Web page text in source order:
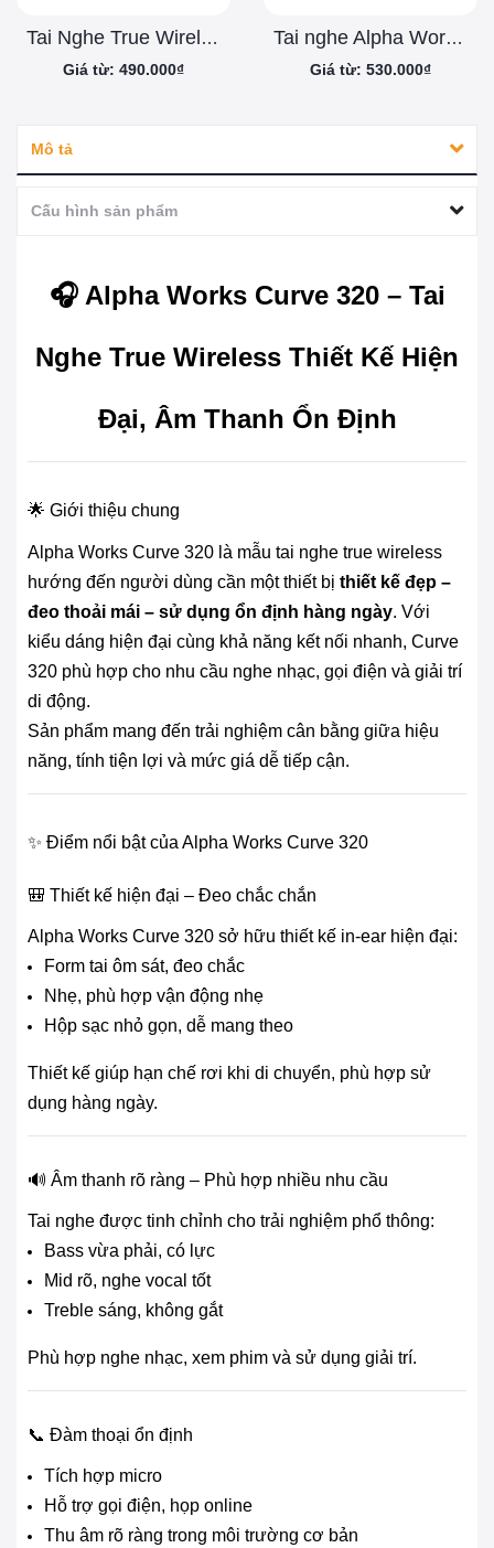
Tai Nghe True Wireless Semi-in-ear Alpha Works BEAN 300
Giá từ: 490.000₫
Tai nghe Alpha Works LITE 600
Giá từ: 530.000₫
Mô tả
Cấu hình sản phẩm
🎧 Alpha Works Curve 320 – Tai
Nghe True Wireless Thiết Kế Hiện
Đại, Âm Thanh Ổn Định
🌟 Giới thiệu chung
Alpha Works Curve 320 là mẫu tai nghe true wireless
hướng đến người dùng cần một thiết bị thiết kế đẹp –
đeo thoải mái – sử dụng ổn định hàng ngày. Với
kiểu dáng hiện đại cùng khả năng kết nối nhanh, Curve
320 phù hợp cho nhu cầu nghe nhạc, gọi điện và giải trí
di động.
Sản phẩm mang đến trải nghiệm cân bằng giữa hiệu
năng, tính tiện lợi và mức giá dễ tiếp cận.
✨ Điểm nổi bật của Alpha Works Curve 320
🎒 Thiết kế hiện đại – Đeo chắc chắn
Alpha Works Curve 320 sở hữu thiết kế in-ear hiện đại:
Form tai ôm sát, đeo chắc
Nhẹ, phù hợp vận động nhẹ
Hộp sạc nhỏ gọn, dễ mang theo
Thiết kế giúp hạn chế rơi khi di chuyển, phù hợp sử
dụng hàng ngày.
🔊 Âm thanh rõ ràng – Phù hợp nhiều nhu cầu
Tai nghe được tinh chỉnh cho trải nghiệm phổ thông:
Bass vừa phải, có lực
Mid rõ, nghe vocal tốt
Treble sáng, không gắt
Phù hợp nghe nhạc, xem phim và sử dụng giải trí.
📞 Đàm thoại ổn định
Tích hợp micro
Hỗ trợ gọi điện, họp online
Thu âm rõ ràng trong môi trường cơ bản